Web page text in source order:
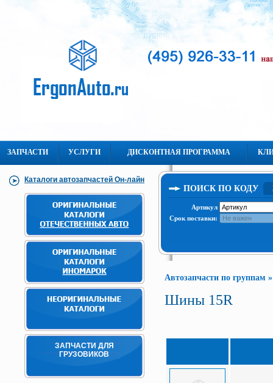
ЗАПЧАСТИ УСЛУГИ ДИСКОНТНАЯ ПРОГРАММА
Каталоги автозапчастей Он-лайн
ЗАПЧАСТИ ДЛЯ
ГРУЗОВИКОВ
ПОИСК ПО КОДУ
Артикул
Срок поставки:
Автозапчасти по группам
Шины 15R